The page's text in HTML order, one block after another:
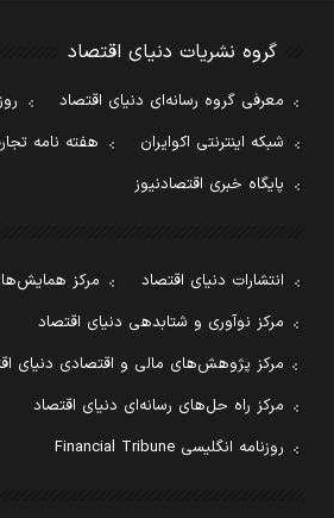
گروه نشریات دنیای اقتصاد
معرفی گروه رسانه‌ای دنیای اقتصاد
شبکه اینترنتی اکوایران
هفته نامه
پایگاه خبری اقتصادنیوز
انتشارات دنیای اقتصاد
مرکز
مرکز نوآوری و شتابدهی دنیای اقتصاد
مرکز پژوهش‌های مالی و اقتصادی دنیای
مرکز راه حل‌های رسانه‌ای دنیای اقتصاد
روزنامه انگلیسی Financial Tribune